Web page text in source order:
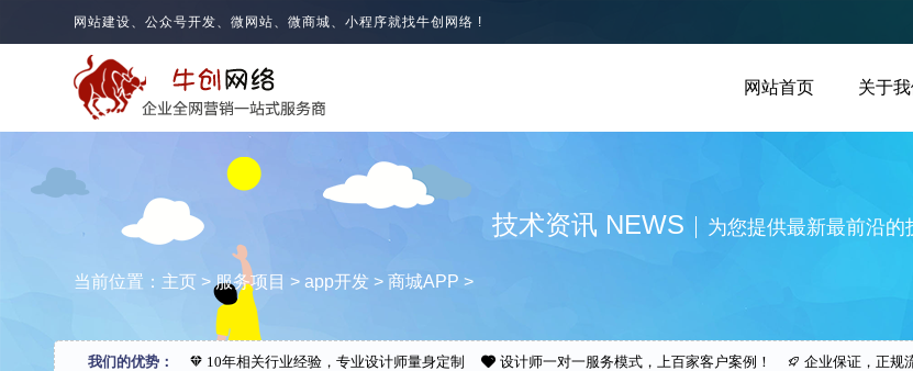
网站建设、公众号开发、微网站、微商城、小程序就找牛创网络 !
关于
网站首页
技术资讯 NEWS 为您提供最新最前沿的
当前位置： 主页 >服务项目 >app开发 >商城APP >
我们的优势： 10年相关行业经验，专业设计师量身定制 设计师一对一服务模式，上百家客户案例！ 企业保证，正规